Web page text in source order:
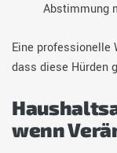
Abstimmung
Eine professionelle
dass diese Hürden
wenn